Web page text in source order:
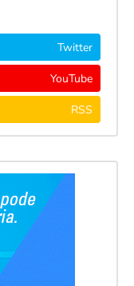
Twitter
YouTube
RSS